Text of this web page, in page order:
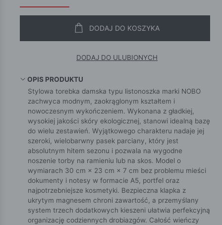
DODAJ DO KOSZYKA
DODAJ DO ULUBIONYCH
OPIS PRODUKTU
Stylowa torebka damska typu listonoszka marki NOBO
zachwyca modnym, zaokrąglonym kształtem i
nowoczesnym wykończeniem. Wykonana z gładkiej,
wysokiej jakości skóry ekologicznej, stanowi idealną bazę
do wielu zestawień. Wyjątkowego charakteru nadaje jej
szeroki, wielobarwny pasek parciany, który jest
absolutnym hitem sezonu i pozwala na wygodne
noszenie torby na ramieniu lub na skos. Model o
wymiarach 30 cm × 23 cm × 7 cm bez problemu mieści
dokumenty i notesy w formacie A5, portfel oraz
najpotrzebniejsze kosmetyki. Bezpieczna klapka z
ukrytym magnesem chroni zawartość, a przemyślany
system trzech dodatkowych kieszeni ułatwia perfekcyjną
organizację codziennych drobiazgów. Całość wieńczy